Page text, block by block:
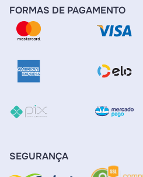
FORMAS DE PAGAMENTO
SEGURANÇA